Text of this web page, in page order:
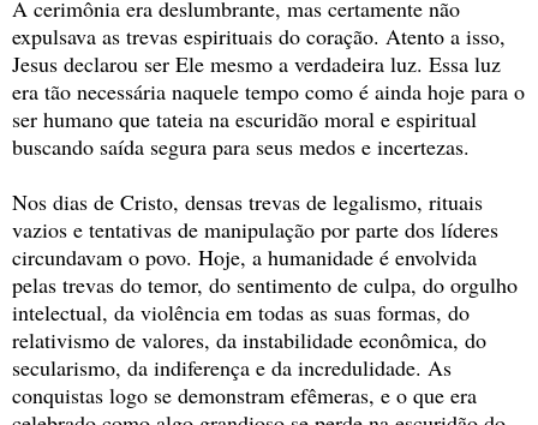
A cerimônia era deslumbrante, mas certamente não
expulsava as trevas espirituais do coração. Atento a isso,
Jesus declarou ser Ele mesmo a verdadeira luz. Essa luz
era tão necessária naquele tempo como é ainda hoje para o
ser humano que tateia na escuridão moral e espiritual
buscando saída segura para seus medos e incertezas.
Nos dias de Cristo, densas trevas de legalismo, rituais
vazios e tentativas de manipulação por parte dos líderes
circundavam o povo. Hoje, a humanidade é envolvida
pelas trevas do temor, do sentimento de culpa, do orgulho
intelectual, da violência em todas as suas formas, do
relativismo de valores, da instabilidade econômica, do
secularismo, da indiferença e da incredulidade. As
conquistas logo se demonstram efêmeras, e o que era